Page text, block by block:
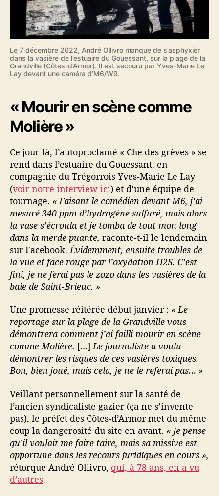
’
a
l
e
r
t
e
Le 7 décembre 2022, André Ollivro manque de s’asphyxier
dans la vasière de l’estuaire du Gouessant, sur la plage de la
Grandville (Côtes-d’Armor). Il est secouru par Yves-Marie Le
Lay devant une caméra d’M6/W9.
« Mourir en scène comme
Molière »
Ce jour-là, l’autoproclamé « Che des grèves » se
rend dans l’estuaire du Gouessant, en
compagnie du Trégorrois Yves-Marie Le Lay
(voir notre interview ici) et d’une équipe de
tournage. « Faisant le comédien devant M6, j’ai
mesuré 340 ppm d’hydrogène sulfuré, mais alors
la vase s’écroula et je tomba de tout mon long
dans la merde puante, raconte-t-il le lendemain
sur Facebook.Évidemment, ensuite troubles de
la vue et face rouge par l’oxydation H2S. C’est
fini, je ne ferai pas le zozo dans les vasières de la
baie de Saint-Brieuc. »
Une promesse réitérée début janvier : « Le
reportage sur la plage de la Grandville vous
démontrera comment j’ai failli mourir en scène
comme Molière. […]Le journaliste a voulu
démontrer les risques de ces vasières toxiques.
Bon, bien joué, mais cela, je ne le referai pas… »
Veillant personnellement sur la santé de
l’ancien syndicaliste gazier (ça ne s’invente
pas), le préfet des Côtes-d’Armor met du même
coup la dangerosité du site en avant. « Je pense
qu’il voulait me faire taire, mais sa missive est
opportune dans les recours juridiques en cours »,
rétorque André Ollivro, qui, à 78 ans, en a vu
d’autres.